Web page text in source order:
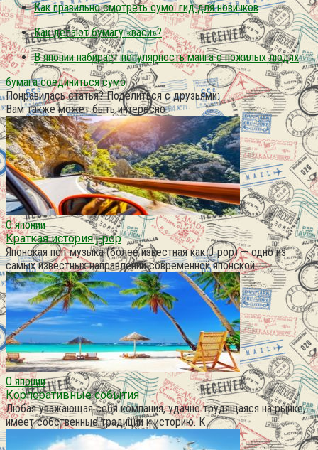
Как правильно смотреть сумо: гид для новичков
Как делают бумагу «васи»?
В японии набирает популярность манга о пожилых людях
бумага соединиться сумо
Понравилась статья? Поделиться с друзьями:
Вам также может быть интересно
О японии
Краткая история j-pop
Японская поп-музыка (более известная как J-pop) — одно из
самых известных направлений современной японской
О японии
Корпоративные события
Любая уважающая себя компания, удачно трудящаяся на рынке,
имеет собственные традиции и историю. К